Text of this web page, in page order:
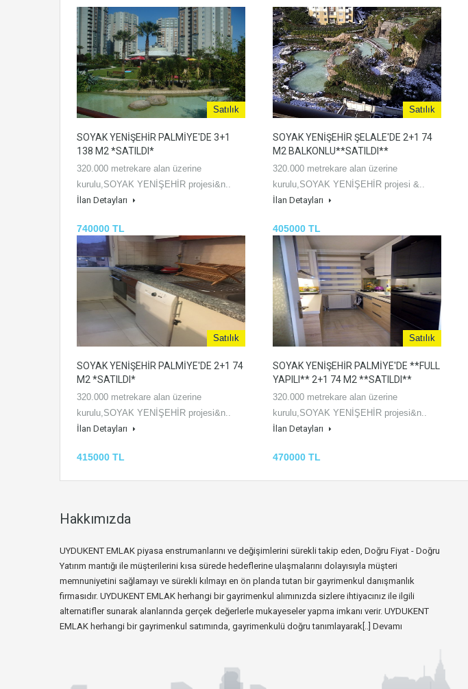
Satılık
SOYAK YENİŞEHİR PALMİYE'DE 3+1
138 M2 *SATILDI*
320.000 metrekare alan üzerine
kurulu,SOYAK YENİŞEHİR projesi&n..
İlan Detayları
740000 TL
Satılık
SOYAK YENİŞEHİR ŞELALE'DE 2+1 74
M2 BALKONLU**SATILDI**
320.000 metrekare alan üzerine
kurulu,SOYAK YENİŞEHİR projesi &..
İlan Detayları
405000 TL
Satılık
SOYAK YENİŞEHİR PALMİYE'DE 2+1 74
M2 *SATILDI*
320.000 metrekare alan üzerine
kurulu,SOYAK YENİŞEHİR projesi&n..
İlan Detayları
415000 TL
Satılık
SOYAK YENİŞEHİR PALMİYE'DE **FULL
YAPILI** 2+1 74 M2 **SATILDI**
320.000 metrekare alan üzerine
kurulu,SOYAK YENİŞEHİR projesi&n..
İlan Detayları
470000 TL
Hakkımızda
UYDUKENT EMLAK piyasa enstrumanlarını ve değişimlerini sürekli takip eden, Doğru Fiyat - Doğru
Yatırım mantığı ile müşterilerini kısa sürede hedeflerine ulaşmalarını dolayısıyla müşteri
memnuniyetini sağlamayı ve sürekli kılmayı en ön planda tutan bir gayrimenkul danışmanlık
firmasıdır. UYDUKENT EMLAK herhangi bir gayrimenkul alımınızda sizlere ihtiyacınız ile ilgili
alternatifler sunarak alanlarında gerçek değerlerle mukayeseler yapma imkanı verir. UYDUKENT
EMLAK herhangi bir gayrimenkul satımında, gayrimenkulü doğru tanımlayarak[..] Devamı